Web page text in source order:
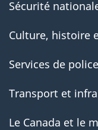
Sécurité
Culture, histoire
Services de
Transport et
Le Canada et le